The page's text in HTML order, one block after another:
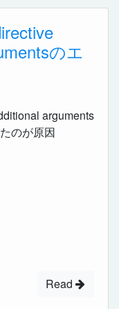
のエ
arguments
のが原因
Read